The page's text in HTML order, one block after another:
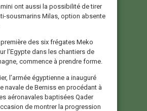
ont aussi la possibilité de tirer
sousmarins Milas, option absente
première des six frégates Meko
l’Egypte dans les chantiers de
commence à prendre forme.
l’armée égyptienne a inauguré
navale de Berniss en procédant à
aéronavales baptisées Qader
de montrer la progression